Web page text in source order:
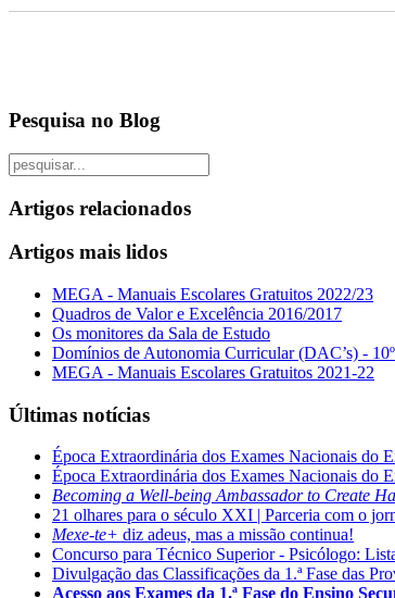
Pesquisa no Blog
Artigos relacionados
Artigos mais lidos
MEGA - Manuais Escolares Gratuitos 2022/23
Quadros de Valor e Excelência 2016/2017
Os monitores da Sala de Estudo
Domínios de Autonomia Curricular (DAC’s) -
MEGA - Manuais Escolares Gratuitos 2021-22
Últimas notícias
Época Extraordinária dos Exames Nacionais do
Época Extraordinária dos Exames Nacionais do
Becoming a Well-being Ambassador to Create
21 olhares para o século XXI | Parceria com o
Mexe-te+ diz adeus, mas a missão continua!
Concurso para Técnico Superior - Psicólogo:
Divulgação das Classificações da 1.ª Fase das
Acesso aos Exames da 1.ª Fase do Ensino